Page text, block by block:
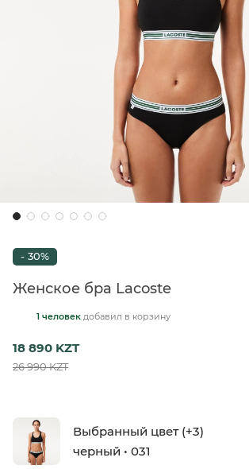
- 30%
Женское бра Lacoste
1 человек добавил в корзину
18 890 KZT
26 990 KZT
Выбранный цвет (+3)
черный • 031